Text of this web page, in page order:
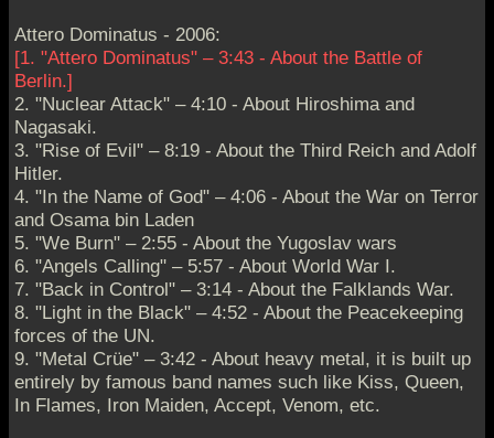
Attero Dominatus - 2006:
[1. "Attero Dominatus" – 3:43 - About the Battle of
Berlin.]
2. "Nuclear Attack" – 4:10 - About Hiroshima and
Nagasaki.
3. "Rise of Evil" – 8:19 - About the Third Reich and Adolf
Hitler.
4. "In the Name of God" – 4:06 - About the War on Terror
and Osama bin Laden
5. "We Burn" – 2:55 - About the Yugoslav wars
6. "Angels Calling" – 5:57 - About World War I.
7. "Back in Control" – 3:14 - About the Falklands War.
8. "Light in the Black" – 4:52 - About the Peacekeeping
forces of the UN.
9. "Metal Crüe" – 3:42 - About heavy metal, it is built up
entirely by famous band names such like Kiss, Queen,
In Flames, Iron Maiden, Accept, Venom, etc.